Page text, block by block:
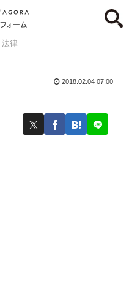
法律
2018.02.04 07:00